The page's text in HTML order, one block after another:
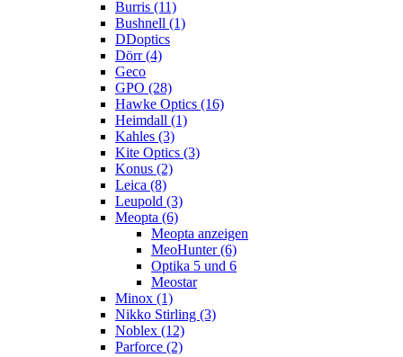
Burris (11)
Bushnell (1)
DDoptics
Dörr (4)
Geco
GPO (28)
Hawke Optics (16)
Heimdall (1)
Kahles (3)
Kite Optics (3)
Konus (2)
Leica (8)
Leupold (3)
Meopta (6)
Meopta anzeigen
MeoHunter (6)
Optika 5 und 6
Meostar
Minox (1)
Nikko Stirling (3)
Noblex (12)
Parforce (2)